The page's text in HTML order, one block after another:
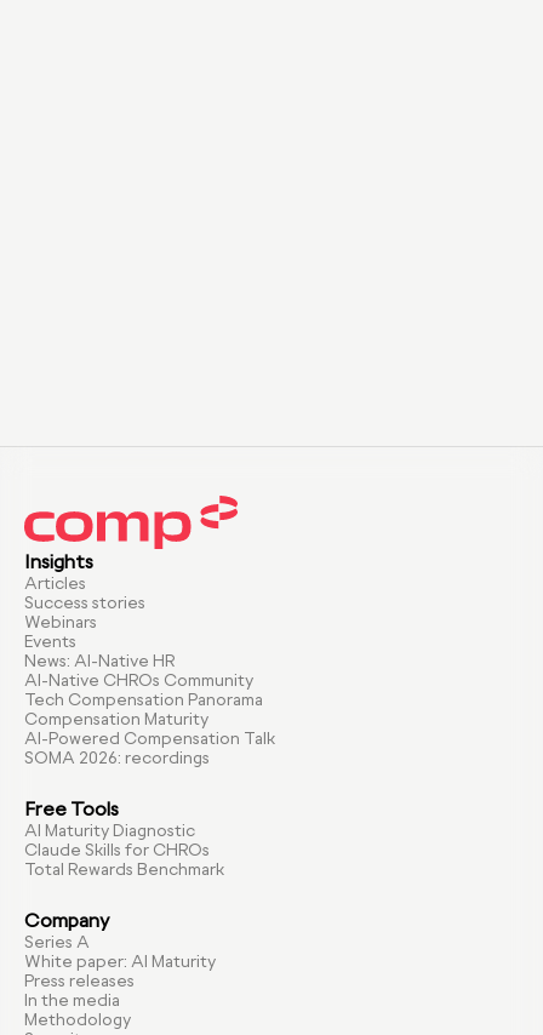
Insights
Articles
Success stories
Webinars
Events
News: AI-Native HR
AI-Native CHROs Community
Tech Compensation Panorama
Compensation Maturity
AI-Powered Compensation Talk
SOMA 2026: recordings
Free Tools
AI Maturity Diagnostic
Claude Skills for CHROs
Total Rewards Benchmark
Company
Series A
White paper: AI Maturity
Press releases
In the media
Methodology